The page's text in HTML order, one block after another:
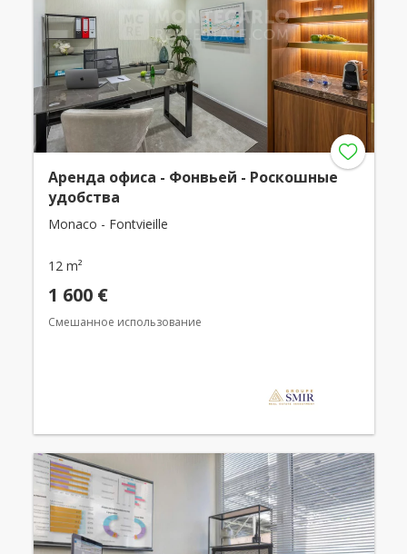
Аренда офиса - Фонвьей - Роскошные
удобства
Monaco - Fontvieille
12 m²
1 600 €
Смешанное использование